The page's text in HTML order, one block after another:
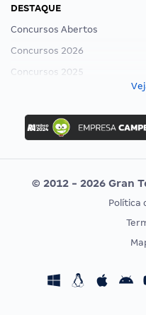
DESTAQUE
Concursos Abertos
Concursos 2026
Concursos 2025
Concurso Nacional Unificado
Concurso Ibama
Concurso MPU
Editais publicados
CONCURSOS POR PROFISSÃO
Concursos Fiscais
© 2012 - 2026 Gran
Política